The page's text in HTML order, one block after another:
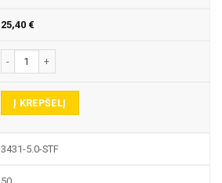
25,40 €
produkto kiekis: 3431 PIRŠTINĖ FREZA
Į KREPŠELĮ
3431-5.0-STF